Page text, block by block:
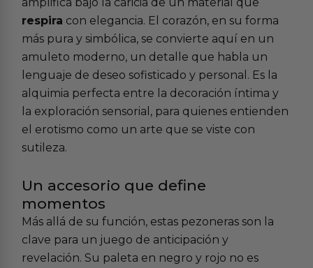
respira con elegancia. El corazón, en su forma
más pura y simbólica, se convierte aquí en un
amuleto moderno, un detalle que habla un
lenguaje de deseo sofisticado y personal. Es la
alquimia perfecta entre la decoración íntima y
la exploración sensorial, para quienes entienden
el erotismo como un arte que se viste con
sutileza.
Un accesorio que define
momentos
Más allá de su función, estas pezoneras son la
clave para un juego de anticipación y
revelación. Su paleta en negro y rojo no es